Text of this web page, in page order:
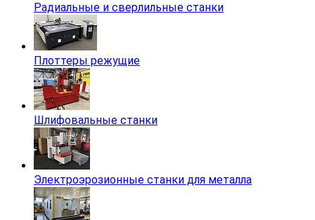
Радиальные и сверлильные станки
Плоттеры режущие
Шлифовальные станки
Электроэрозионные станки для металла